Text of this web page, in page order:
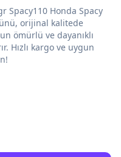
Spacy110 Honda Spacy
orijinal kalitede
ömürlü ve dayanıklı
Hızlı kargo ve uygun